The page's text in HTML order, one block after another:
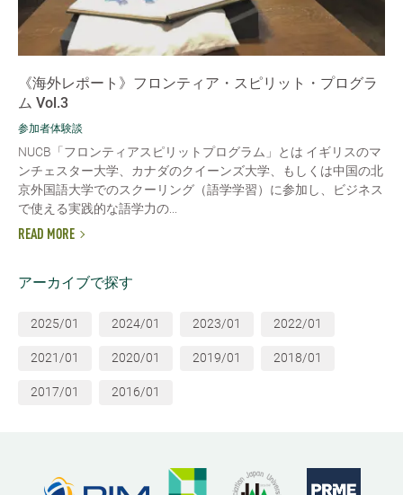
《海外レポート》フロンティア・スピリット・プログラ
ム Vol.3
参加者体験談
NUCB「フロンティアスピリットプログラム」とは イギリスのマ
ンチェスター大学、カナダのクイーンズ大学、もしくは中国の北
京外国語大学でのスクーリング（語学学習）に参加し、ビジネス
で使える実践的な語学力の...
READ MORE
アーカイブで探す
2025/01 2024/01 2023/01 2022/01
2021/01 2020/01 2019/01 2018/01
2017/01 2016/01